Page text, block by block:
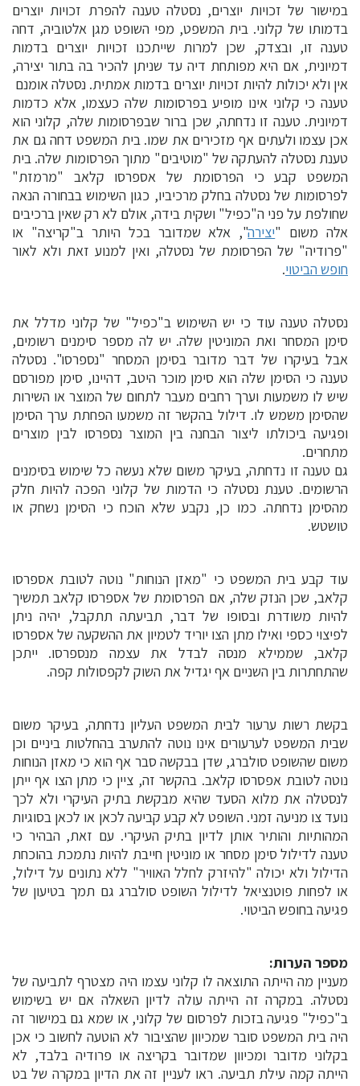
במישור של זכויות יוצרים, נסטלה טענה להפרת זכויות יוצרים
בדמותו של קלוני. בית המשפט, מפי השופט מגן אלטוביה, דחה
טענה זו, ובצדק, שכן למרות שייתכנו זכויות יוצרים בדמות
דמיונית, אם היא מפותחת דיה עד שניתן להכיר בה בתור יצירה,
אין ולא יכולות להיות זכויות יוצרים בדמות אמתית. נסטלה אומנם
טענה כי קלוני אינו מופיע בפרסומות שלה כעצמו, אלא כדמות
דמיונית. טענה זו נדחתה, שכן ברור שבפרסומות שלה, קלוני הוא
אכן עצמו ולעתים אף מזכירים את שמו. בית המשפט דחה גם את
טענת נסטלה להעתקה של "מוטיבים" מתוך הפרסומות שלה. בית
המשפט קבע כי הפרסומת של אספרסו קלאב "מרמזת"
לפרסומות של נסטלה בחלק מרכיביו, כגון השימוש בבחורה הנאה
שחולפת על פני ה"כפיל" ושקית בידה, אולם לא רק שאין ברכיבים
אלה משום "יצירה", אלא שמדובר בכל היותר ב"קריצה" או
"פרודיה" של הפרסומת של נסטלה, ואין למנוע זאת ולא לאור
חופש הביטוי.
נסטלה טענה עוד כי יש השימוש ב"כפיל" של קלוני מדלל את
סימן המסחר ואת המוניטין שלה. יש לה מספר סימנים רשומים,
אבל בעיקרו של דבר מדובר בסימן המסחר "נספרסו". נסטלה
טענה כי הסימן שלה הוא סימן מוכר היטב, דהיינו, סימן מפורסם
שיש לו משמעות וערך רחבים מעבר לתחום של המוצר או השירות
שהסימן משמש לו. דילול בהקשר זה משמעו הפחתת ערך הסימן
ופגיעה ביכולתו ליצור הבחנה בין המוצר נספרסו לבין מוצרים
מתחרים.
גם טענה זו נדחתה, בעיקר משום שלא נעשה כל שימוש בסימנים
הרשומים. טענת נסטלה כי הדמות של קלוני הפכה להיות חלק
מהסימן נדחתה. כמו כן, נקבע שלא הוכח כי הסימן נשחק או
טושטש.
עוד קבע בית המשפט כי "מאזן הנוחות" נוטה לטובת אספרסו
קלאב, שכן הנזק שלה, אם הפרסומת של אספרסו קלאב תמשיך
להיות משודרת ובסופו של דבר, תביעתה תתקבל, יהיה ניתן
לפיצוי כספי ואילו מתן הצו יוריד לטמיון את ההשקעה של אספרסו
קלאב, שממילא מנסה לבדל את עצמה מנספרסו. ייתכן
שהתחתרות בין השניים אף יגדיל את השוק לקפסולות קפה.
בקשת רשות ערעור לבית המשפט העליון נדחתה, בעיקר משום
שבית המשפט לערעורים אינו נוטה להתערב בהחלטות ביניים וכן
משום שהשופט סולברג, שדן בבקשה סבר אף הוא כי מאזן הנוחות
נוטה לטובת אפסרסו קלאב. בהקשר זה, ציין כי מתן הצו אף ייתן
לנסטלה את מלוא הסעד שהיא מבקשת בתיק העיקרי ולא לכך
נועד צו מניעה זמני. השופט לא קבע קביעה לכאן או לכאן בסוגיות
המהותיות והותיר אותן לדיון בתיק העיקרי. עם זאת, הבהיר כי
טענה לדילול סימן מסחר או מוניטין חייבת להיות נתמכת בהוכחת
הדילול ולא יכולה "להיזרק לחלל האוויר" ללא נתונים על דילול,
או לפחות פוטנציאל לדילול השופט סולברג גם תמך בטיעון של
פגיעה בחופש הביטוי.
מספר הערות:
מעניין מה הייתה התוצאה לו קלוני עצמו היה מצטרף לתביעה של
נסטלה. במקרה זה הייתה עולה לדיון השאלה אם יש בשימוש
ב"כפיל" פגיעה בזכות לפרסום של קלוני, או שמא גם במישור זה
היה בית המשפט סובר שמכיוון שהציבור לא הוטעה לחשוב כי אכן
בקלוני מדובר ומכיוון שמדובר בקריצה או פרודיה בלבד, לא
הייתה קמה עילת תביעה. ראו לעניין זה את הדיון במקרה של בט